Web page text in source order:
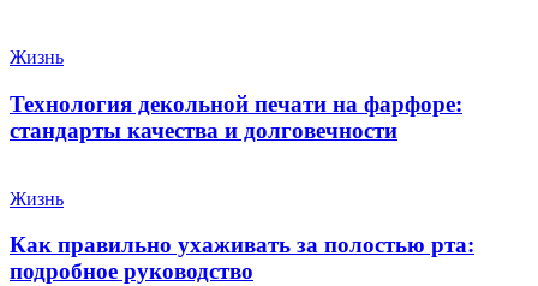
Жизнь
Технология декольной печати на фарфоре:
стандарты качества и долговечности
Жизнь
Как правильно ухаживать за полостью рта:
подробное руководство